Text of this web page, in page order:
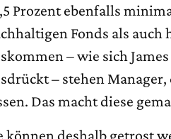
Prozent ebenfalls
Fonds als auch
– wie sich
– stehen
Das macht diese
können deshalb getrost